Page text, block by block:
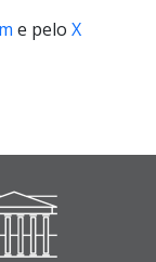
e pelo X